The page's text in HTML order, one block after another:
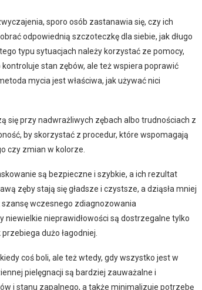
sporo osób zastanawia się, czy ich
odpowiednią szczoteczkę dla siebie, jak długo
typu sytuacjach należy korzystać ze pomocy,
kontroluje stan zębów, ale też wspiera poprawić
mycia jest właściwa, jak używać nici
się przy nadwrażliwych zębach albo trudnościach z
by skorzystać z procedur, które wspomagają
czy zmian w kolorze.
są bezpieczne i szybkie, a ich rezultat
zęby stają się gładsze i czystsze, a dziąsła mniej
wczesnego zdiagnozowania
niewielkie nieprawidłowości są dostrzegalne tylko
dużo łagodniej.
coś boli, ale też wtedy, gdy wszystko jest w
pielęgnacji są bardziej zauważalne i
i stanu zapalnego, a także minimalizuje potrzebę